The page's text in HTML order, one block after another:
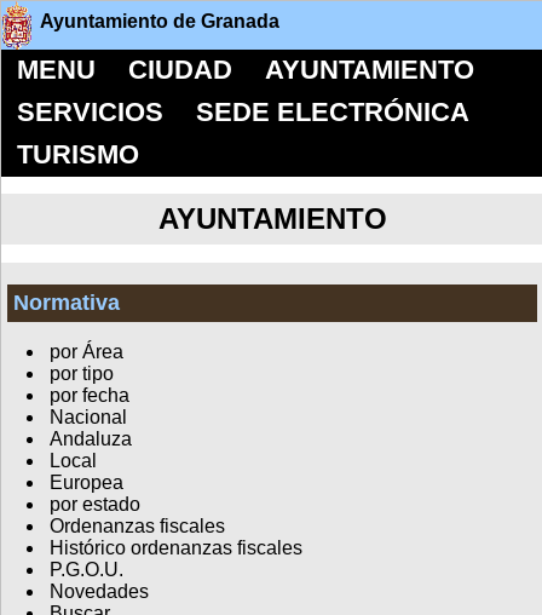
Ayuntamiento de Granada
MENU CIUDAD
AYUNTAMIENTO
SERVICIOS
SEDE ELECTRÓNICA
TURISMO
AYUNTAMIENTO
Normativa
por Área
por tipo
por fecha
Nacional
Andaluza
Local
Europea
por estado
Ordenanzas fiscales
Histórico ordenanzas fiscales
P.G.O.U.
Novedades